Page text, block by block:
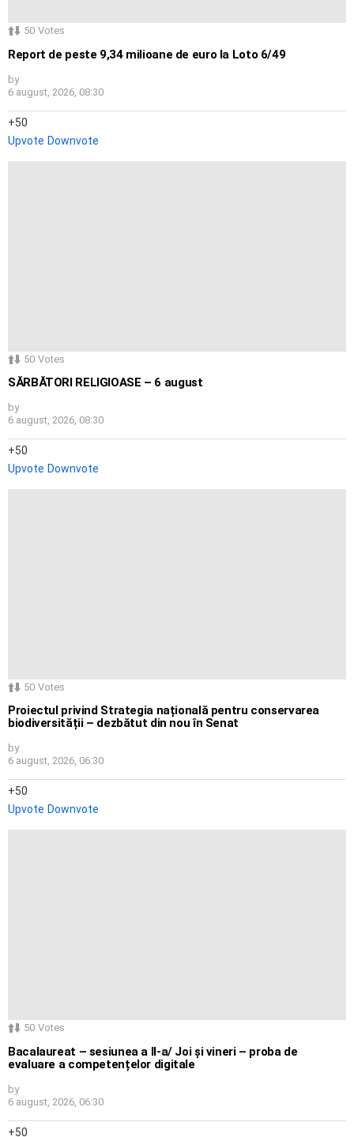
50 Votes
Report de peste 9,34 milioane de euro la Loto 6/49
by
6 august, 2026, 08:30
50
Upvote Downvote
50 Votes
SĂRBĂTORI RELIGIOASE – 6 august
by
6 august, 2026, 08:30
50
Upvote Downvote
50 Votes
Proiectul privind Strategia națională pentru conservarea
biodiversității – dezbătut din nou în Senat
by
6 august, 2026, 06:30
50
Upvote Downvote
50 Votes
Bacalaureat – sesiunea a II-a/ Joi și vineri – proba de
evaluare a competențelor digitale
by
6 august, 2026, 06:30
50